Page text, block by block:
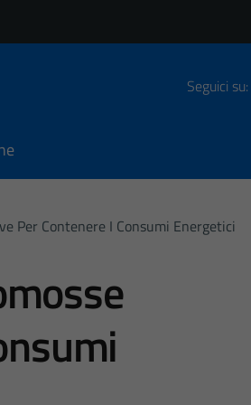
Seguici su:
Per Contenere I Consumi Energetici